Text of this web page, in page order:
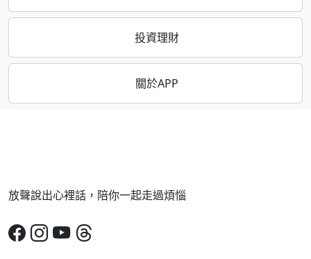
投資理財
關於APP
放聲說出心裡話，陪你一起走過煩惱